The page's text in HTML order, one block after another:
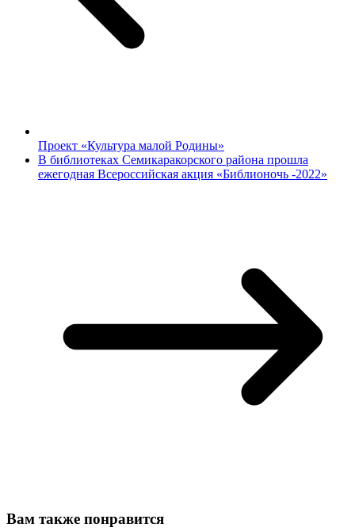
Проект «Культура малой Родины»
В библиотеках Семикаракорского района прошла
ежегодная Всероссийская акция «Библионочь -2022»
Вам также понравится